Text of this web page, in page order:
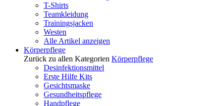
T-Shirts
Teamkleidung
Trainingsjacken
Westen
Alle Artikel anzeigen
Körperpflege
Zurück zu allen Kategorien Körperpflege
Desinfektionsmittel
Erste Hilfe Kits
Gesichtsmaske
Gesundheitspflege
Handpflege